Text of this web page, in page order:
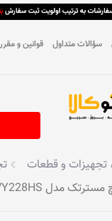
سؤالات متداول قوانین و
تجهیزات و قطعات